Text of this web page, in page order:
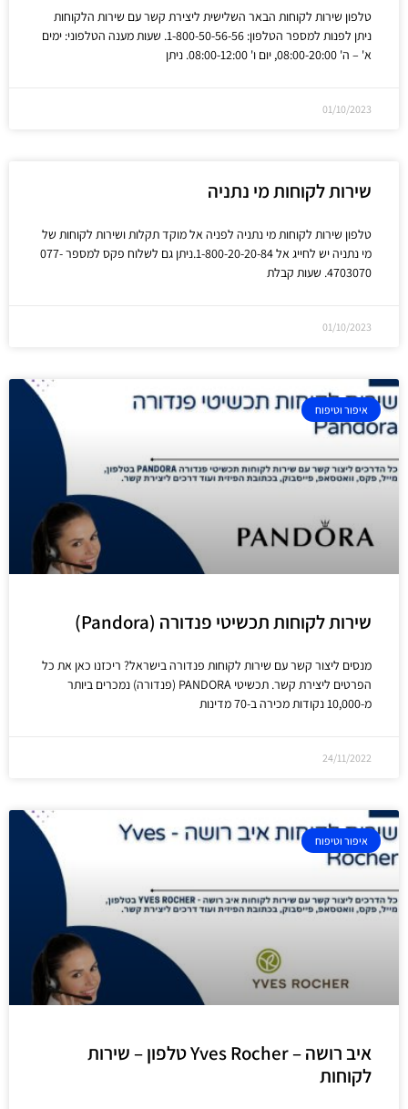
טלפון שירות לקוחות הבאר השלישית ליצירת קשר עם שירות הלקוחות
ניתן לפנות למספר הטלפון: 1-800-50-56-56. שעות מענה הטלפוני: ימים
א' – ה' 08:00-20:00, יום ו' 08:00-12:00. ניתן
01/10/2023
שירות לקוחות מי נתניה
טלפון שירות לקוחות מי נתניה לפניה אל מוקד תקלות ושירות לקוחות של
מי נתניה יש לחייג אל 1-800-20-20-84.ניתן גם לשלוח פקס למספר 077-
4703070. שעות קבלת
01/10/2023
איפור וטיפוח
שירות לקוחות תכשיטי פנדורה (Pandora)
מנסים ליצור קשר עם שירות לקוחות פנדורה בישראל? ריכזנו כאן את כל
הפרטים ליצירת קשר. תכשיטי PANDORA (פנדורה) נמכרים ביותר
מ-10,000 נקודות מכירה ב-70 מדינות
24/11/2022
איפור וטיפוח
איב רושה – Yves Rocher טלפון – שירות
לקוחות